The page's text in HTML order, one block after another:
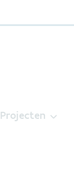
Projecten